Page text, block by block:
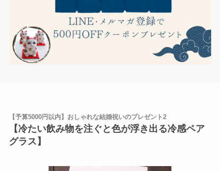
【予算5000円以内】おしゃれな結婚祝いのプレゼント2
【冷たい飲み物を注ぐと色が浮き出る冷感ペア
グラス】